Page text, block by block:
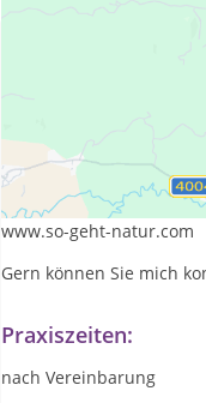
Sie haben sich ein
Sie bitte mein
www.so-geht-natur.com
Gern können Sie mich
Praxiszeiten:
nach Vereinbarung